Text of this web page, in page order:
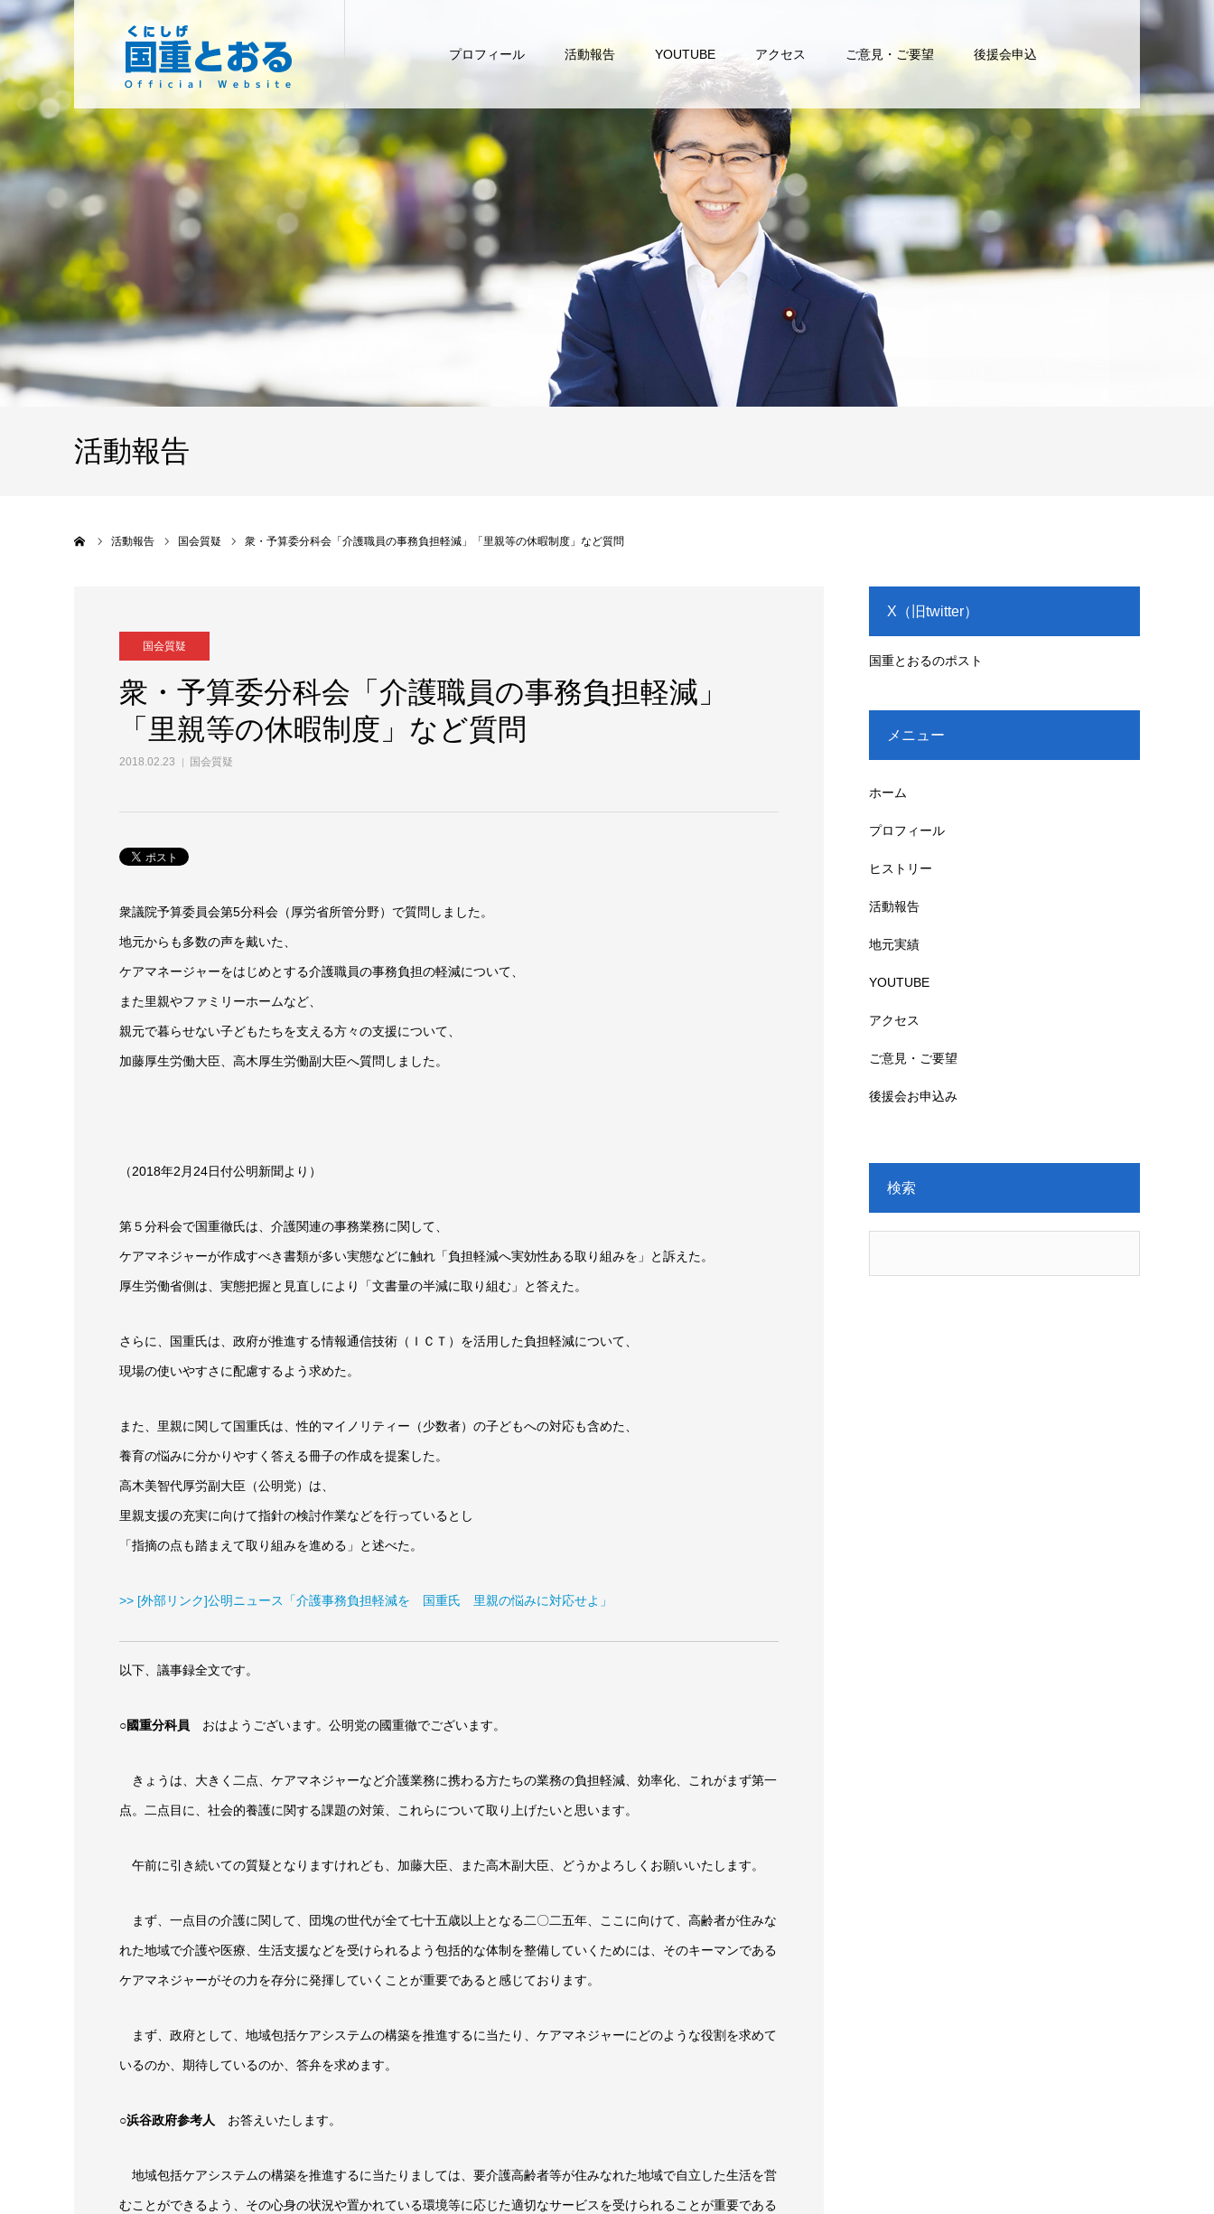
プロフィール 活動報告 YOUTUBE アクセス ご意見・ご要望 後援会申込
活動報告
活動報告 国会質疑 衆・予算委分科会「介護職員の事務負担軽減」「里親等の休暇制度」など質問
国会質疑
衆・予算委分科会「介護職員の事務負担軽減」
「里親等の休暇制度」など質問
2018.02.23 国会質疑
衆議院予算委員会第5分科会（厚労省所管分野）で質問しました。
地元からも多数の声を戴いた、
ケアマネージャーをはじめとする介護職員の事務負担の軽減について、
また里親やファミリーホームなど、
親元で暮らせない子どもたちを支える方々の支援について、
加藤厚生労働大臣、高木厚生労働副大臣へ質問しました。
（2018年2月24日付公明新聞より）
第５分科会で国重徹氏は、介護関連の事務業務に関して、
ケアマネジャーが作成すべき書類が多い実態などに触れ「負担軽減へ実効性ある取り組みを」と訴えた。
厚生労働省側は、実態把握と見直しにより「文書量の半減に取り組む」と答えた。
さらに、国重氏は、政府が推進する情報通信技術（ＩＣＴ）を活用した負担軽減について、
現場の使いやすさに配慮するよう求めた。
また、里親に関して国重氏は、性的マイノリティー（少数者）の子どもへの対応も含めた、
養育の悩みに分かりやすく答える冊子の作成を提案した。
高木美智代厚労副大臣（公明党）は、
里親支援の充実に向けて指針の検討作業などを行っているとし
「指摘の点も踏まえて取り組みを進める」と述べた。
>> [外部リンク]公明ニュース「介護事務負担軽減を 国重氏 里親の悩みに対応せよ」
以下、議事録全文です。
○國重分科員 おはようございます。公明党の國重徹でございます。
きょうは、大きく二点、ケアマネジャーなど介護業務に携わる方たちの業務の負担軽減、効率化、これがまず第一
点。二点目に、社会的養護に関する課題の対策、これらについて取り上げたいと思います。
午前に引き続いての質疑となりますけれども、加藤大臣、また高木副大臣、どうかよろしくお願いいたします。
まず、一点目の介護に関して、団塊の世代が全て七十五歳以上となる二〇二五年、ここに向けて、高齢者が住みな
れた地域で介護や医療、生活支援などを受けられるよう包括的な体制を整備していくためには、そのキーマンである
ケアマネジャーがその力を存分に発揮していくことが重要であると感じております。
まず、政府として、地域包括ケアシステムの構築を推進するに当たり、ケアマネジャーにどのような役割を求めて
いるのか、期待しているのか、答弁を求めます。
○浜谷政府参考人 お答えいたします。
地域包括ケアシステムの構築を推進するに当たりましては、要介護高齢者等が住みなれた地域で自立した生活を営
むことができるよう、その心身の状況や置かれている環境等に応じた適切なサービスを受けられることが重要である
X（旧twitter）
国重とおるのポスト
メニュー
ホーム
プロフィール
ヒストリー
活動報告
地元実績
YOUTUBE
アクセス
ご意見・ご要望
後援会お申込み
検索